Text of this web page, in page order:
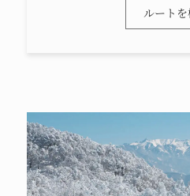
ルート